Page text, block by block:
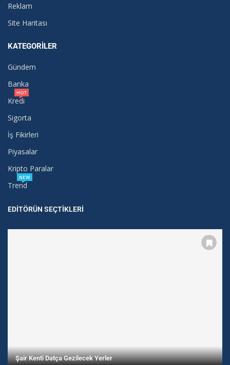
Reklam
Site Haritası
KATEGORILER
Gündem
Banka
Kredi
HOT
Sigorta
İş Fikirleri
Piyasalar
Kripto Paralar
Trend
NEW
EDITÖRÜN SEÇTIKLERI
Şair Kenti Datça Gezilecek Yerler